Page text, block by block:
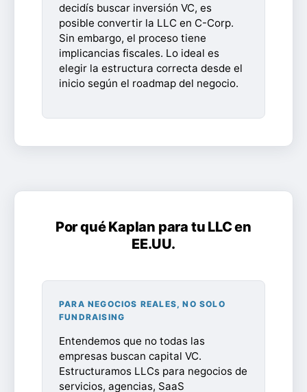
decidís buscar inversión VC, es
posible convertir la LLC en C-Corp.
Sin embargo, el proceso tiene
implicancias fiscales. Lo ideal es
elegir la estructura correcta desde el
inicio según el roadmap del negocio.
Por qué Kaplan para tu LLC en
EE.UU.
PARA NEGOCIOS REALES, NO SOLO
FUNDRAISING
Entendemos que no todas las
empresas buscan capital VC.
Estructuramos LLCs para negocios de
servicios, agencias, SaaS